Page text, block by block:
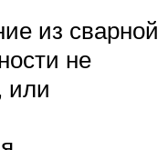
из сварной
не
или